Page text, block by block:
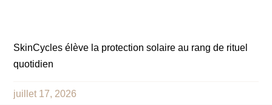
SkinCycles élève la protection solaire au rang de rituel
quotidien
juillet 17, 2026